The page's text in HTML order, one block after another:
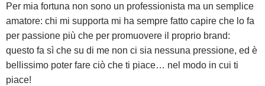
Per mia fortuna non sono un professionista ma un semplice
amatore: chi mi supporta mi ha sempre fatto capire che lo fa
per passione più che per promuovere il proprio brand:
questo fa sì che su di me non ci sia nessuna pressione, ed è
bellissimo poter fare ciò che ti piace… nel modo in cui ti
piace!